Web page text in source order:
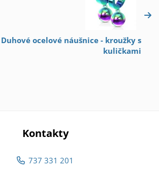
ocelové náušnice - kroužky s
kuličkami
Kontakty
737 331 201